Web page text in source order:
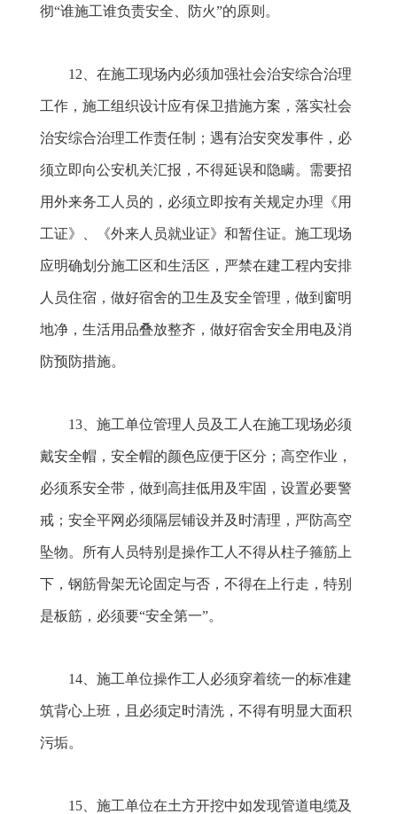
彻“谁施工谁负责安全、防火”的原则。
12 、在施工现场内必须加强社会治安综合治理
工作，施工组织设计应有保卫措施方案，落实社会
治安综合治理工作责任制；遇有治安突发事件，必
须立即向公安机关汇报，不得延误和隐瞒。需要招
用外来务工人员的，必须立即按有关规定办理《用
工证》、《外来人员就业证》和暂住证。施工现场
应明确划分施工区和生活区，严禁在建工程内安排
人员住宿，做好宿舍的卫生及安全管理，做到窗明
地净，生活用品叠放整齐，做好宿舍安全用电及消
防预防措施。
13、施工单位管理人员及工人在施工现场必须
戴安全帽，安全帽的颜色应便于区分；高空作业，
必须系安全带，做到高挂低用及牢固，设置必要警
戒；安全平网必须隔层铺设并及时清理，严防高空
坠物。所有人员特别是操作工人不得从柱子箍筋上
下，钢筋骨架无论固定与否，不得在上行走，特别
是板筋，必须要“安全第一”。
14、施工单位操作工人必须穿着统一的标准建
筑背心上班，且必须定时清洗，不得有明显大面积
污垢。
15、施工单位在土方开挖中如发现管道电缆及